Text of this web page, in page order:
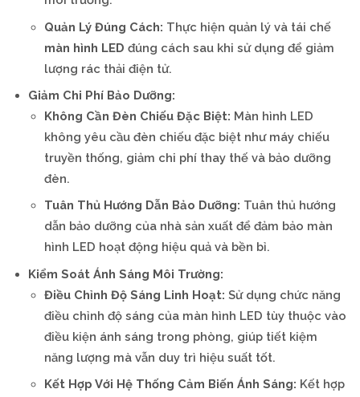
Quản Lý Đúng Cách: Thực hiện quản lý và tái chế
màn hình LED đúng cách sau khi sử dụng để giảm
lượng rác thải điện tử.
Giảm Chi Phí Bảo Dưỡng:
Không Cần Đèn Chiếu Đặc Biệt: Màn hình LED
không yêu cầu đèn chiếu đặc biệt như máy chiếu
truyền thống, giảm chi phí thay thế và bảo dưỡng
đèn.
Tuân Thủ Hướng Dẫn Bảo Dưỡng: Tuân thủ hướng
dẫn bảo dưỡng của nhà sản xuất để đảm bảo màn
hình LED hoạt động hiệu quả và bền bỉ.
Kiểm Soát Ánh Sáng Môi Trường:
Điều Chỉnh Độ Sáng Linh Hoạt: Sử dụng chức năng
điều chỉnh độ sáng của màn hình LED tùy thuộc vào
điều kiện ánh sáng trong phòng, giúp tiết kiệm
năng lượng mà vẫn duy trì hiệu suất tốt.
Kết Hợp Với Hệ Thống Cảm Biến Ánh Sáng: Kết hợp